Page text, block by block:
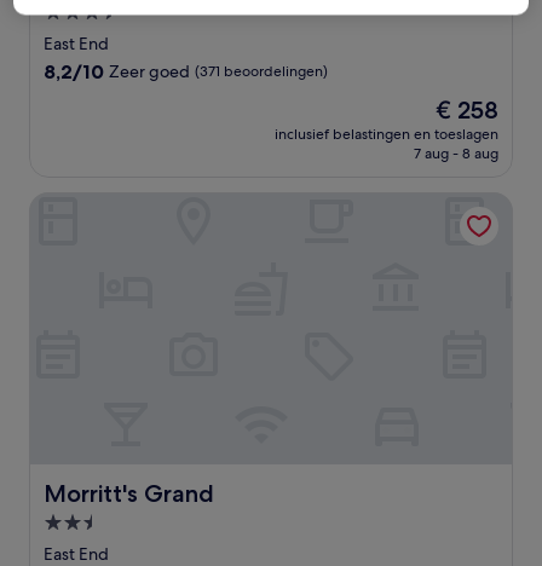
3.5-
sterrenaccommodatie
East End
8.2
beoordelingen)
8,2/10 Zeer goed (371 beoordelingen)
De
prijs
is
€ 258
inclusief belastingen en toeslagen
7 aug - 8 aug
Morritt's Grand
Morritt's Grand
2.5-
sterrenaccommodatie
East End